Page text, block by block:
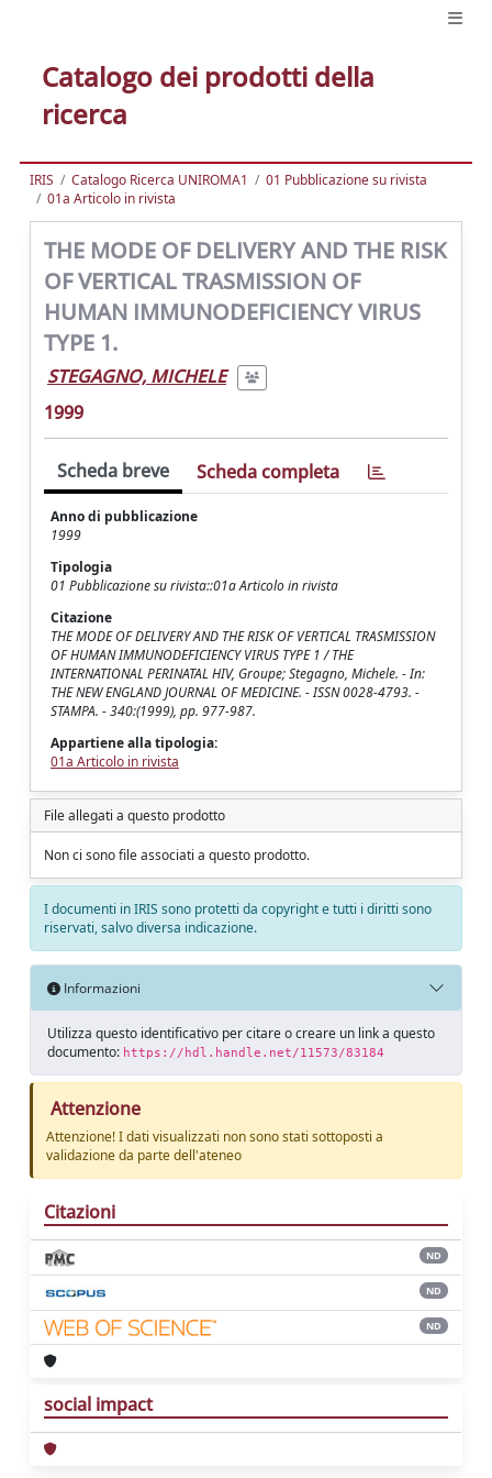
Catalogo dei prodotti della
ricerca
IRIS Catalogo Ricerca UNIROMA1
01 Pubblicazione su rivista
01a Articolo in rivista
THE MODE OF DELIVERY AND THE RISK
OF VERTICAL TRASMISSION OF
HUMAN IMMUNODEFICIENCY VIRUS
TYPE 1.
STEGAGNO, MICHELE
1999
Scheda breve Scheda completa
Anno di pubblicazione
1999
Tipologia
01 Pubblicazione su rivista::01a Articolo in rivista
Citazione
THE MODE OF DELIVERY AND THE RISK OF VERTICAL TRASMISSION
OF HUMAN IMMUNODEFICIENCY VIRUS TYPE 1 / THE
INTERNATIONAL PERINATAL HIV, Groupe; Stegagno, Michele. - In:
THE NEW ENGLAND JOURNAL OF MEDICINE. - ISSN 0028-4793. -
STAMPA. - 340:(1999), pp. 977-987.
Appartiene alla tipologia:
01a Articolo in rivista
File allegati a questo prodotto
Non ci sono file associati a questo prodotto.
I documenti in IRIS sono protetti da copyright e tutti i diritti sono
riservati, salvo diversa indicazione.
Informazioni
Utilizza questo identificativo per citare o creare un link a questo
documento: https://hdl.handle.net/11573/83184
Attenzione
Attenzione! I dati visualizzati non sono stati sottoposti a
validazione da parte dell'ateneo
Citazioni
ND
ND
ND
social impact